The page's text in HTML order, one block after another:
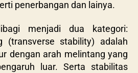
penerbangan dan lainya.
menjadi dua kategori:
(transverse stability) adalah
dengan arah melintang yang
luar. Serta stabilitas